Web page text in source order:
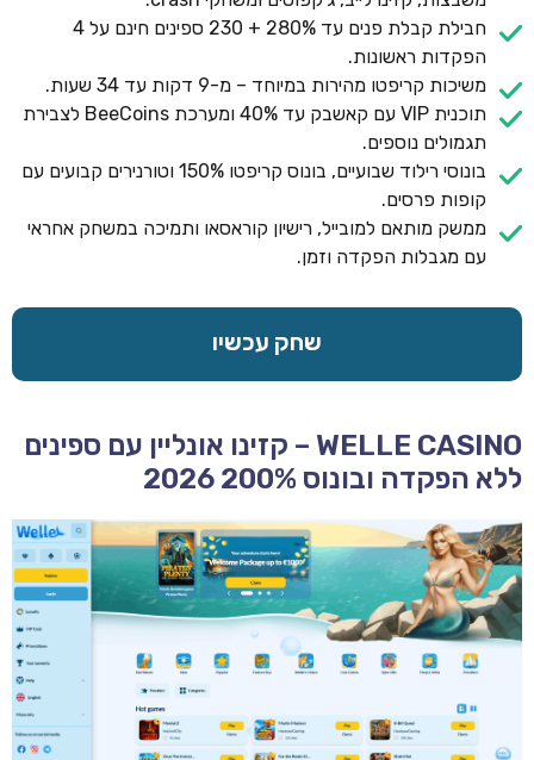
חבילת קבלת פנים עד 280% + 230 ספינים חינם על 4
הפקדות ראשונות.
משיכות קריפטו מהירות במיוחד – מ-9 דקות עד 34 שעות.
תוכנית VIP עם קאשבק עד 40% ומערכת BeeCoins לצבירת
תגמולים נוספים.
בונוסי רילוד שבועיים, בונוס קריפטו 150% וטורנירים קבועים עם
קופות פרסים.
ממשק מותאם למובייל, רישיון קוראסאו ותמיכה במשחק אחראי
עם מגבלות הפקדה וזמן.
שחק עכשיו
WELLE CASINO – קזינו אונליין עם ספינים
ללא הפקדה ובונוס 200% 2026